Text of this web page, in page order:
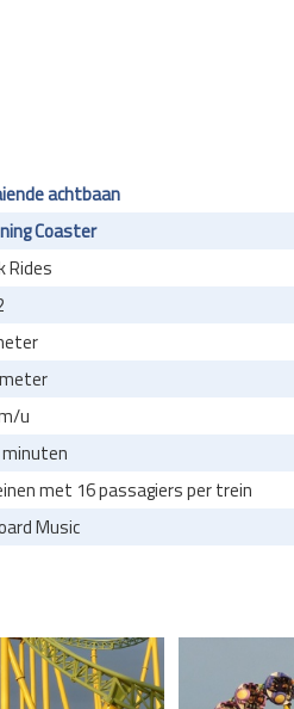
achtbaan
Coaster
Rides
u
minuten
met 16 passagiers per trein
Music